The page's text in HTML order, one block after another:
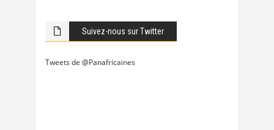
Suivez-nous sur Twitter
Tweets de @Panafricaines